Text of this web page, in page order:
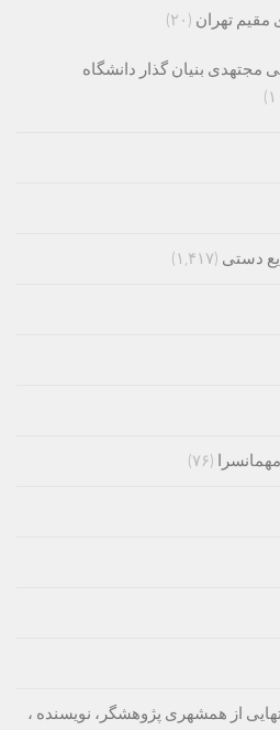
مقیم تهران (۲۰)
مجتهدی بنیان گذار دانشگاه
دستی (۱,۴۱۷)
(۷۶)
از همشهری پژوهشگر، نویسنده ،